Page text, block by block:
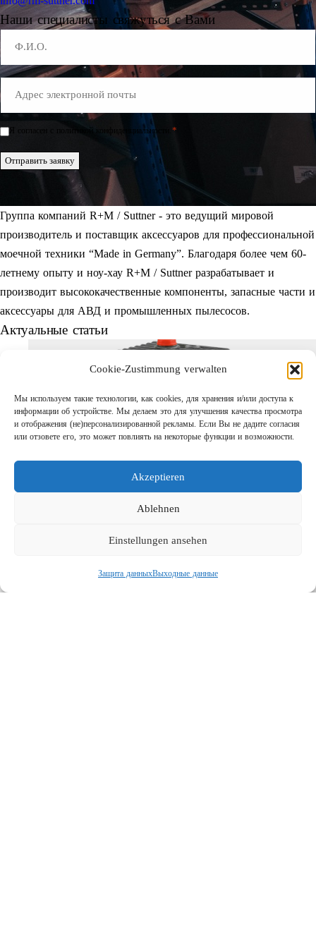
Cookie-Zustimmung verwalten
Мы используем такие технологии, как cookies, для хранения и/или доступа к
информации об устройстве. Мы делаем это для улучшения качества просмотра
и отображения (не)персонализированной рекламы. Если Вы не дадите согласия
или отзовете его, это может повлиять на некоторые функции и возможности.
Akzeptieren
Ablehnen
Einstellungen ansehen
Защита данныхВыходные данные
Наши специалисты свяжуться с Вами
Mail
Einwilligung
Я согласен с политикой конфиденциальности. *
Отправить заявку
Группа компаний R+M / Suttner - это ведущий мировой
производитель и поставщик аксессуаров для профессиональной
моечной техники “Made in Germany”. Благодаря более чем 60-
летнему опыту и ноу-хау R+M / Suttner разрабатывает и
производит высококачественные компоненты, запасные части и
аксессуары для АВД и промышленных пылесосов.
Актуальные статьи